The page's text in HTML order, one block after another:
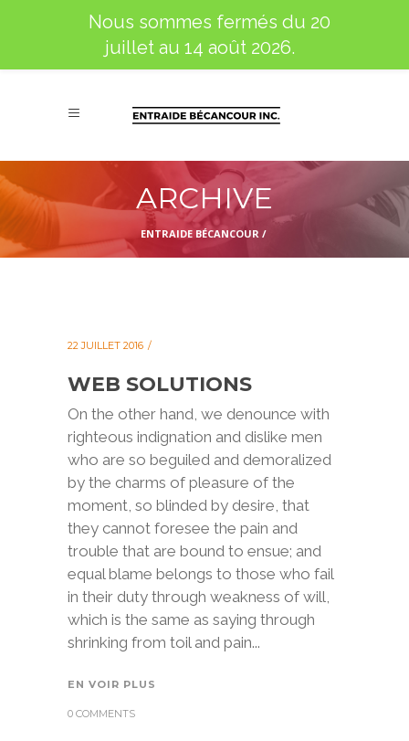
ARCHIVE
ENTRAIDE BÉCANCOUR /
22 JUILLET 2016
WEB SOLUTIONS
On the other hand, we denounce with
righteous indignation and dislike men
who are so beguiled and demoralized
by the charms of pleasure of the
moment, so blinded by desire, that
they cannot foresee the pain and
trouble that are bound to ensue; and
equal blame belongs to those who fail
in their duty through weakness of will,
which is the same as saying through
shrinking from toil and pain...
EN VOIR PLUS
0 COMMENTS
Nous sommes fermés du 20
juillet au 14 août 2026.